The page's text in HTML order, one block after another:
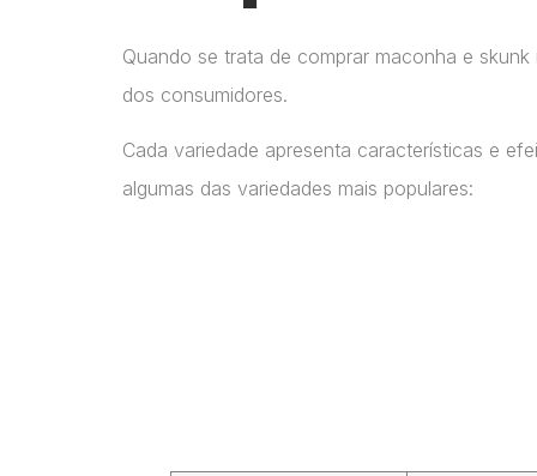
Quando se trata de comprar maconha e
dos consumidores.
Cada variedade apresenta características e
algumas das variedades mais populares: